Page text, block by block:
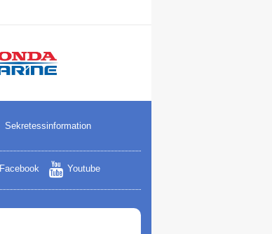
Sekretessinformation
Facebook Youtube